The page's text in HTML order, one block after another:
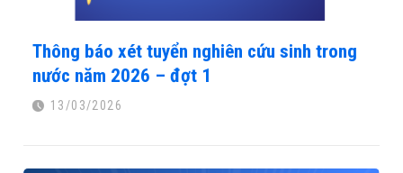
Thông báo xét tuyển nghiên cứu sinh trong
nước năm 2026 – đợt 1
13/03/2026